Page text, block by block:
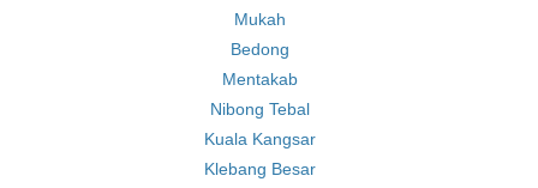
Mukah
Bedong
Mentakab
Nibong Tebal
Kuala Kangsar
Klebang Besar